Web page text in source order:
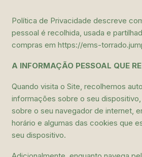
Política de Privacidade descreve
pessoal é recolhida, usada e
compras em https://ems-
A INFORMAÇÃO PESSOAL QUE
Quando visita o Site, recolhemos
informações sobre o seu
sobre o seu navegador de internet,
horário e algumas das cookies que
seu dispositivo.